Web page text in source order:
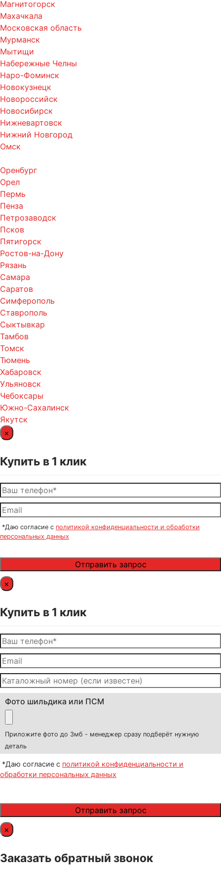
Магнитогорск
Махачкала
Московская область
Мурманск
Мытищи
Набережные Челны
Наро-Фоминск
Новокузнецк
Новороссийск
Новосибирск
Нижневартовск
Нижний Новгород
Омск
Оренбург
Орел
Пермь
Пенза
Петрозаводск
Псков
Пятигорск
Ростов-на-Дону
Рязань
Самара
Саратов
Симферополь
Ставрополь
Сыктывкар
Тамбов
Томск
Тюмень
Хабаровск
Ульяновск
Чебоксары
Южно-Сахалинск
Якутск
×
Купить в 1 клик
*Даю согласие с политикой конфиденциальности и обработки
персональных данных
×
Купить в 1 клик
Фото шильдика или ПСМ
Приложите фото до 3мб - менеджер сразу подберёт нужную
деталь
*Даю согласие с политикой конфиденциальности и
обработки персональных данных
×
Заказать обратный звонок